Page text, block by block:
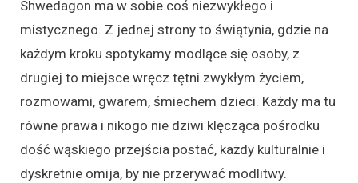
Shwedagon ma w sobie coś niezwykłego i
mistycznego. Z jednej strony to świątynia, gdzie na
każdym kroku spotykamy modlące się osoby, z
drugiej to miejsce wręcz tętni zwykłym życiem,
rozmowami, gwarem, śmiechem dzieci. Każdy ma tu
równe prawa i nikogo nie dziwi klęcząca pośrodku
dość wąskiego przejścia postać, każdy kulturalnie i
dyskretnie omija, by nie przerywać modlitwy.